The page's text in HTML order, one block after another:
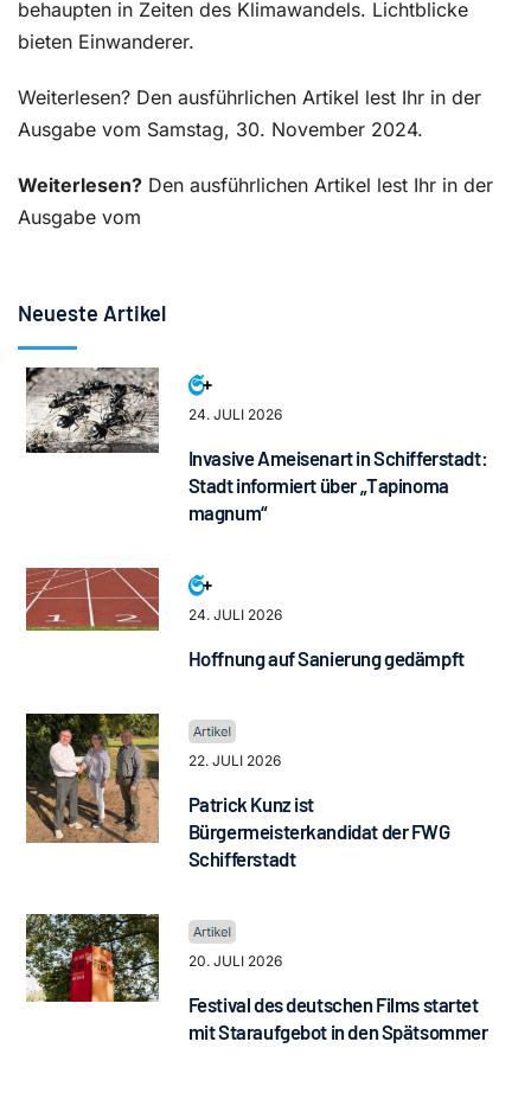
behaupten in Zeiten des Klimawandels. Lichtblicke
bieten Einwanderer.
Weiterlesen? Den ausführlichen Artikel lest Ihr in der
Ausgabe vom Samstag, 30. November 2024.
Weiterlesen? Den ausführlichen Artikel lest Ihr in der
Ausgabe vom
Neueste Artikel
24. JULI 2026
Invasive Ameisenart in Schifferstadt:
Stadt informiert über „Tapinoma
magnum“
24. JULI 2026
Hoffnung auf Sanierung gedämpft
22. JULI 2026
Patrick Kunz ist
Bürgermeisterkandidat der FWG
Schifferstadt
20. JULI 2026
Festival des deutschen Films startet
mit Staraufgebot in den Spätsommer